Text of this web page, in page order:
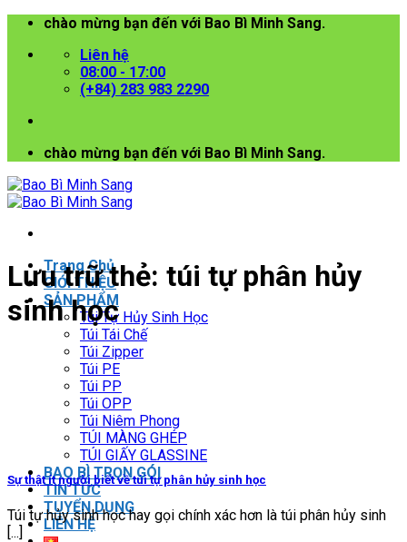
chào mừng bạn đến với Bao Bì Minh Sang.
Liên hệ
08:00 - 17:00
(+84) 283 983 2290
chào mừng bạn đến với Bao Bì Minh Sang.
Trang Chủ
GIỚI THIỆU
SẢN PHẨM
Túi Tự Hủy Sinh Học
Túi Tái Chế
Túi Zipper
Túi PE
Túi PP
Túi OPP
Túi Niêm Phong
TÚI MÀNG GHÉP
TÚI GIẤY GLASSINE
BAO BÌ TRỌN GÓI
TIN TỨC
TUYỂN DỤNG
LIÊN HỆ
Lưu trữ thẻ: túi tự phân hủy
sinh học
Sự thật ít người biết về túi tự phân hủy sinh học
Túi tự hủy sinh học hay gọi chính xác hơn là túi phân hủy sinh
[...]